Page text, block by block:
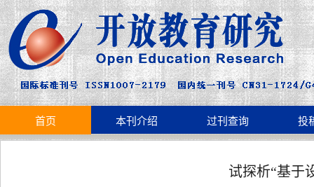
首页 本刊介绍 过刊查询 投
试探析“基于